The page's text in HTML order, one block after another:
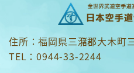
住所：福岡県三潴郡大木町
TEL：0944-33-2244